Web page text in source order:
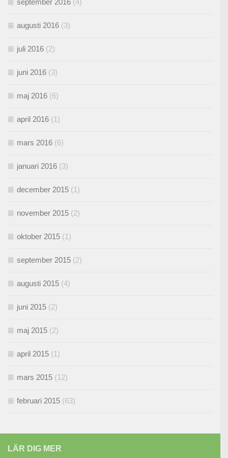
september 2016 (4)
augusti 2016 (3)
juli 2016 (2)
juni 2016 (3)
maj 2016 (6)
april 2016 (1)
mars 2016 (6)
januari 2016 (3)
december 2015 (1)
november 2015 (2)
oktober 2015 (1)
september 2015 (2)
augusti 2015 (4)
juni 2015 (2)
maj 2015 (2)
april 2015 (1)
mars 2015 (12)
februari 2015 (63)
LÄR DIG MER